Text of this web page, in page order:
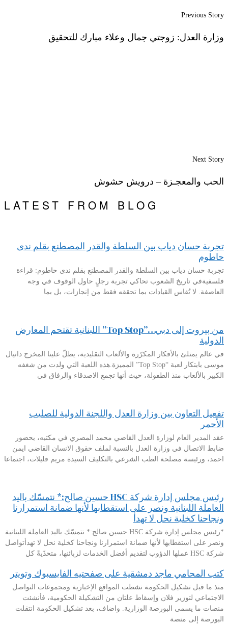
Previous Story
وزارة العدل: زوجتي جمال وعلاء مبارك للتحقيق
Next Story
الحب والمعجـزة – درويش حشوش
LATEST FROM BLOG
تجربة حسان دياب بين السلطة والقدر المصطنع بقلم ندى
حاطوم
تجربة حسان دياب بين السلطة والقدر المصطنع بقلم ندى حاطوم: قراءة
فلسفيةفي تاريخ الشعوب تحاكي تجربة رجلٍ حاول الوقوف في وجه
العاصفة. لا تُقاس القيادات بما تحققه فقط من إنجازات، بل بما
من بيروت إلى دبي…”Top Stop” اللبنانية تقتحم المعارض
الدولية
في عالم يمتلئ بالأفكار المكرّرة والألعاب التقليدية، يطلّ علينا المخرج دانيال
موسى بابتكار لعبة “Top Stop” المميزة.هذه اللعبة التي ولدت من شغفه
الكبير بالألعاب منذ الطفولة، حيث أنها تجمع الاصدقاء والرفاق في
تفعيل التعاون بين وزارة العدل واللجنة الدولية للصليب
الأحمر
عقد المدير العام لوزارة العدل القاضي محمد المصري في مكتبه، بحضور
ضابط الاتصال في وزارة العدل بالنسبة لملف حقوق الانسان القاضي ايمن
احمد، ورئيسة مصلحة الطب الشرعي بالتكليف السيدة مريم قليلات، اجتماعا
رئيس مجلس إدارة شركة HSC حسين صالح:* نتمسّك باليد
العاملة اللبنانية ونصر على استقطابها لأنها ضمانة استمرارنا
ونجاحنا كخلية نحل لا تهدأ
*رئيس مجلس إدارة شركة HSC حسين صالح:* نتمسّك باليد العاملة اللبنانية
ونصر على استقطابها لأنها ضمانة استمرارنا ونجاحنا كخلية نحل لا تهدأتواصل
شركة HSC عملها الدؤوب لتقديم أفضل الخدمات لزبائنها، متحدّيةً كل
كتب المحامي ماجد دمشقية على صفحتيه الفايسبوك وتويتر
منذ ما قبل تشكيل الحكومة نشطت المواقع الإخبارية ومجموعات التواصل
الاجتماعي لتوزير فلان وإسقاط علتان من التشكيلة الحكومية، فأنشئت
منصات ما يسمى البورصة الوزارية. واضاف، بعد تشكيل الحكومة انتقلت
البورصة إلى منصة